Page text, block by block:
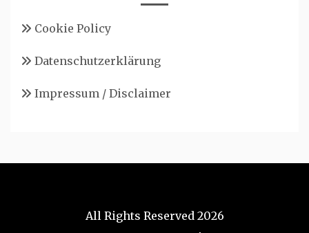
Cookie Policy
Datenschutzerklärung
Impressum / Disclaimer
All Rights Reserved 2026